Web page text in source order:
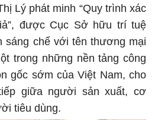
Lý phát minh “Quy trình xác
được Cục Sở hữu trí tuệ
sáng chế với tên thương mại
trong những nền tảng công
gốc sớm của Việt Nam, cho
giữa người sản xuất, cơ
tiêu dùng.